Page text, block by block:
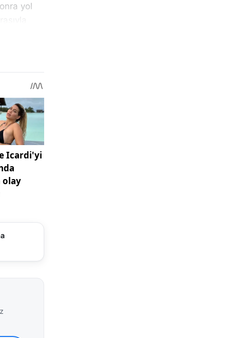
yol
anlattı:
çıktı.